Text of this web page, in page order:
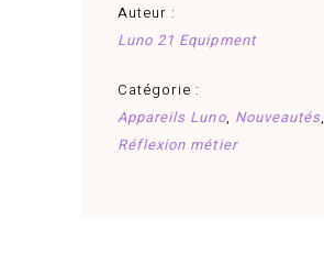
Auteur :
Luno 21 Equipment
Catégorie :
Appareils Luno, Nouveautés,
Réflexion métier